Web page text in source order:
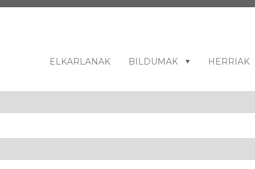
ELKARLANAK BILDUMAK HERRIAK